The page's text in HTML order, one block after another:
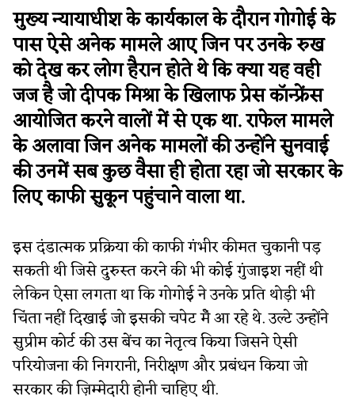
मुख्य न्यायाधीश के कार्यकाल के दौरान गोगोई के
पास ऐसे अनेक मामले आए जिन पर उनके रुख
को देख कर लोग हैरान होते थे कि क्या यह वही
जज है जो दीपक मिश्रा के खिलाफ प्रेस कॉन्फ्रेंस
आयोजित करने वालों में से एक था. राफेल मामले
के अलावा जिन अनेक मामलों की उन्होंने सुनवाई
की उनमें सब कुछ वैसा ही होता रहा जो सरकार के
लिए काफी सुकून पहुंचाने वाला था.
इस दंडात्मक प्रक्रिया की काफी गंभीर कीमत चुकानी पड़
सकती थी जिसे दुरुस्त करने की भी कोई गुंजाइश नहीं थी
लेकिन ऐसा लगता था कि गोगोई ने उनके प्रति थोड़ी भी
चिंता नहीं दिखाई जो इसकी चपेट मेँ आ रहे थे. उल्टे उन्होंने
सुप्रीम कोर्ट की उस बेंच का नेतृत्व किया जिसने ऐसी
परियोजना की निगरानी, निरीक्षण और प्रबंधन किया जो
सरकार की ज़िम्मेदारी होनी चाहिए थी.